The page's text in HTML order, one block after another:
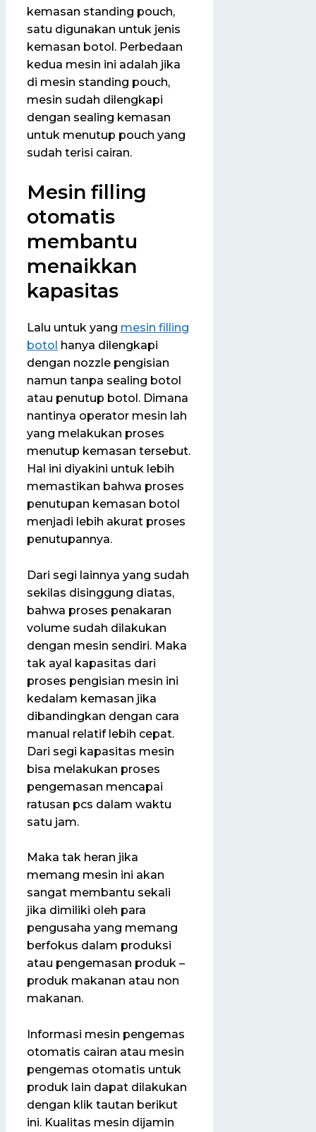
kemasan standing pouch,
satu digunakan untuk jenis
kemasan botol. Perbedaan
kedua mesin ini adalah jika
di mesin standing pouch,
mesin sudah dilengkapi
dengan sealing kemasan
untuk menutup pouch yang
sudah terisi cairan.
Mesin filling
otomatis
membantu
menaikkan
kapasitas
Lalu untuk yang mesin filling
botol hanya dilengkapi
dengan nozzle pengisian
namun tanpa sealing botol
atau penutup botol. Dimana
nantinya operator mesin lah
yang melakukan proses
menutup kemasan tersebut.
Hal ini diyakini untuk lebih
memastikan bahwa proses
penutupan kemasan botol
menjadi lebih akurat proses
penutupannya.
Dari segi lainnya yang sudah
sekilas disinggung diatas,
bahwa proses penakaran
volume sudah dilakukan
dengan mesin sendiri. Maka
tak ayal kapasitas dari
proses pengisian mesin ini
kedalam kemasan jika
dibandingkan dengan cara
manual relatif lebih cepat.
Dari segi kapasitas mesin
bisa melakukan proses
pengemasan mencapai
ratusan pcs dalam waktu
satu jam.
Maka tak heran jika
memang mesin ini akan
sangat membantu sekali
jika dimiliki oleh para
pengusaha yang memang
berfokus dalam produksi
atau pengemasan produk –
produk makanan atau non
makanan.
Informasi mesin pengemas
otomatis cairan atau mesin
pengemas otomatis untuk
produk lain dapat dilakukan
dengan klik tautan berikut
ini. Kualitas mesin dijamin